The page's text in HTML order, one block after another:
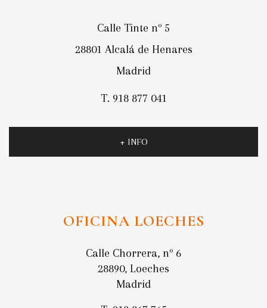
Calle Tinte nº 5
28801 Alcalá de Henares
Madrid
T. 918 877 041
+ INFO
OFICINA LOECHES
Calle Chorrera, nº 6
28890, Loeches
Madrid